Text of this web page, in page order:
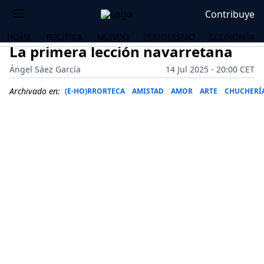
Contribuye
HOME POLÍTICA MUNDO PERIODISMO ECONOMÍA
La primera lección navarretana
Ángel Sáez García
14 Jul 2025 - 20:00 CET
Archivado en: (E-HO)RRORTECA AMISTAD AMOR ARTE